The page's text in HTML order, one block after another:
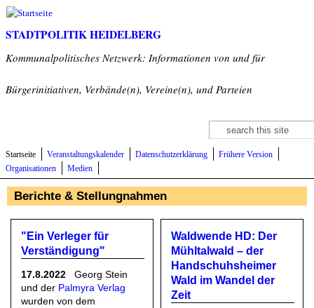
Direkt zum Inhalt
STADTPOLITIK HEIDELBERG
Kommunalpolitisches Netzwerk: Informationen von und für
Bürgerinitiativen, Verbände(n), Vereine(n), und Parteien
Suchformular
Suche
Startseite Veranstaltungskalender Datenschutzerklärung
Frühere Version
Organisationen
Medien
Berichte & Stellungnahmen
"Ein Verleger für
Verständigung"
17.8.2022 Georg Stein
und der Palmyra Verlag
wurden von dem
Waldwende HD: Der
Mühltalwald – der
Handschuhsheimer
Wald im Wandel der
Zeit